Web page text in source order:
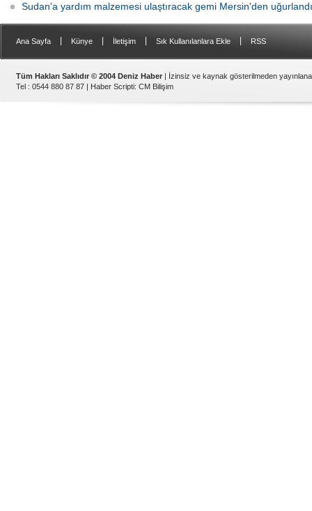
Sudan'a yardım malzemesi ulaştıracak gemi Mersin'den uğurlandı
Ana Sayfa Künye İletişim Sık Kullanılanlara Ekle RSS
Tüm Hakları Saklıdır © 2004 Deniz Haber | İzinsiz ve kaynak gösterilmeden
Tel : 0544 880 87 87 | Haber Scripti: CM Bilişim